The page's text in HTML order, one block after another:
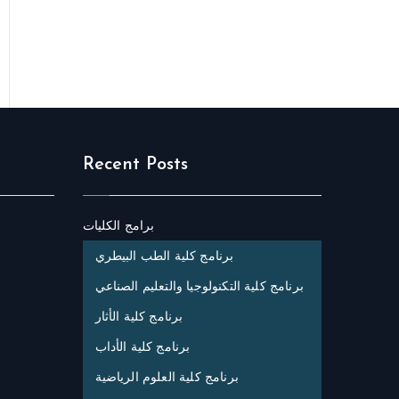
Recent Posts
برامج الكليات
برنامج كلية الطب البيطري
برنامج كلية التكنولوجيا والتعليم الصناعي
برنامج كلية الأثار
برنامج كلية الأداب
برنامج كلية العلوم الرياضية